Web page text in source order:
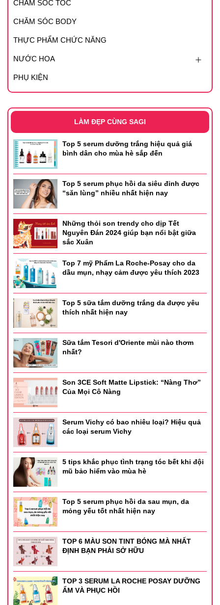
CHĂM SÓC TÓC
CHĂM SÓC BODY
THỰC PHẨM CHỨC NĂNG
NƯỚC HOA
PHỤ KIỆN
LÀM ĐẸP CÙNG SAGI
Top 5 serum dưỡng trắng hiệu quả giá
bình dân cho mùa hè sắp đến
Top 5 serum phục hồi da siêu đỉnh được
“săn lùng” nhiều nhất hiện nay
Những thỏi son trendy cho dịp Tết
Nguyên Đán 2024 giúp bạn nổi bật giữa
sắc Xuân
Top 7 mỹ Phẩm La Roche-Posay cho da
dầu mụn, nhạy cảm được yêu thích 2023
Top 5 sữa tắm dưỡng trắng da được yêu
thích nhất hiện nay
Sữa tắm Tesori d'Oriente mùi nào thơm
nhất?
Son 3CE Soft Matte Lipstick: “Nàng Thơ”
Của Mọi Cô Nàng
Serum Vichy có bao nhiêu loại? Hiệu quả
các loại serum Vichy
5 tips khắc phục tình trạng tóc bết khi đội
mũ bảo hiểm vào mùa hè
Top 5 serum phục hồi da sau mụn, da
mỏng yếu tốt nhất hiện nay
TOP 6 MÀU SON TINT BÓNG MÀ NHẤT
ĐỊNH BẠN PHẢI SỞ HỮU
TOP 3 SERUM LA ROCHE POSAY DƯỠNG
ẨM VÀ PHỤC HỒI